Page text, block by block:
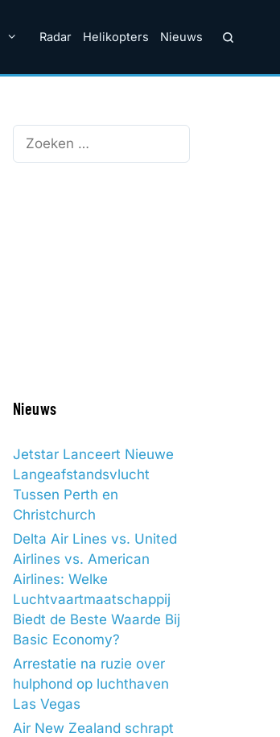
Radar Helikopters Nieuws
Zoek
Nieuws
Jetstar Lanceert Nieuwe
Langeafstandsvlucht
Tussen Perth en
Christchurch
Delta Air Lines vs. United
Airlines vs. American
Airlines: Welke
Luchtvaartmaatschappij
Biedt de Beste Waarde Bij
Basic Economy?
Arrestatie na ruzie over
hulphond op luchthaven
Las Vegas
Air New Zealand schrapt